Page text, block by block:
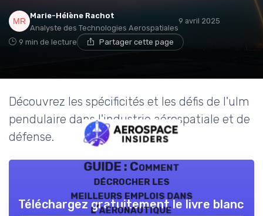
Marie-Hélène Rachot
Analyste des Technologies Aerospatiales
9 avril 2025
9 min de lecture Partager cette page
Découvrez les spécificités et les défis de l'ulm
pendulaire dans l'industrie aérospatiale et de
défense.
GUIDE : Comment
décrocher les
meilleurs emplois dans
l’aéronautique
Téléchargez gratuitement le livre blanc